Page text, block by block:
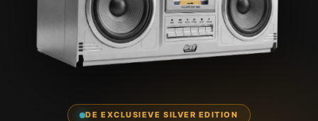
DE EXCLUSIEVE SILVER EDITION